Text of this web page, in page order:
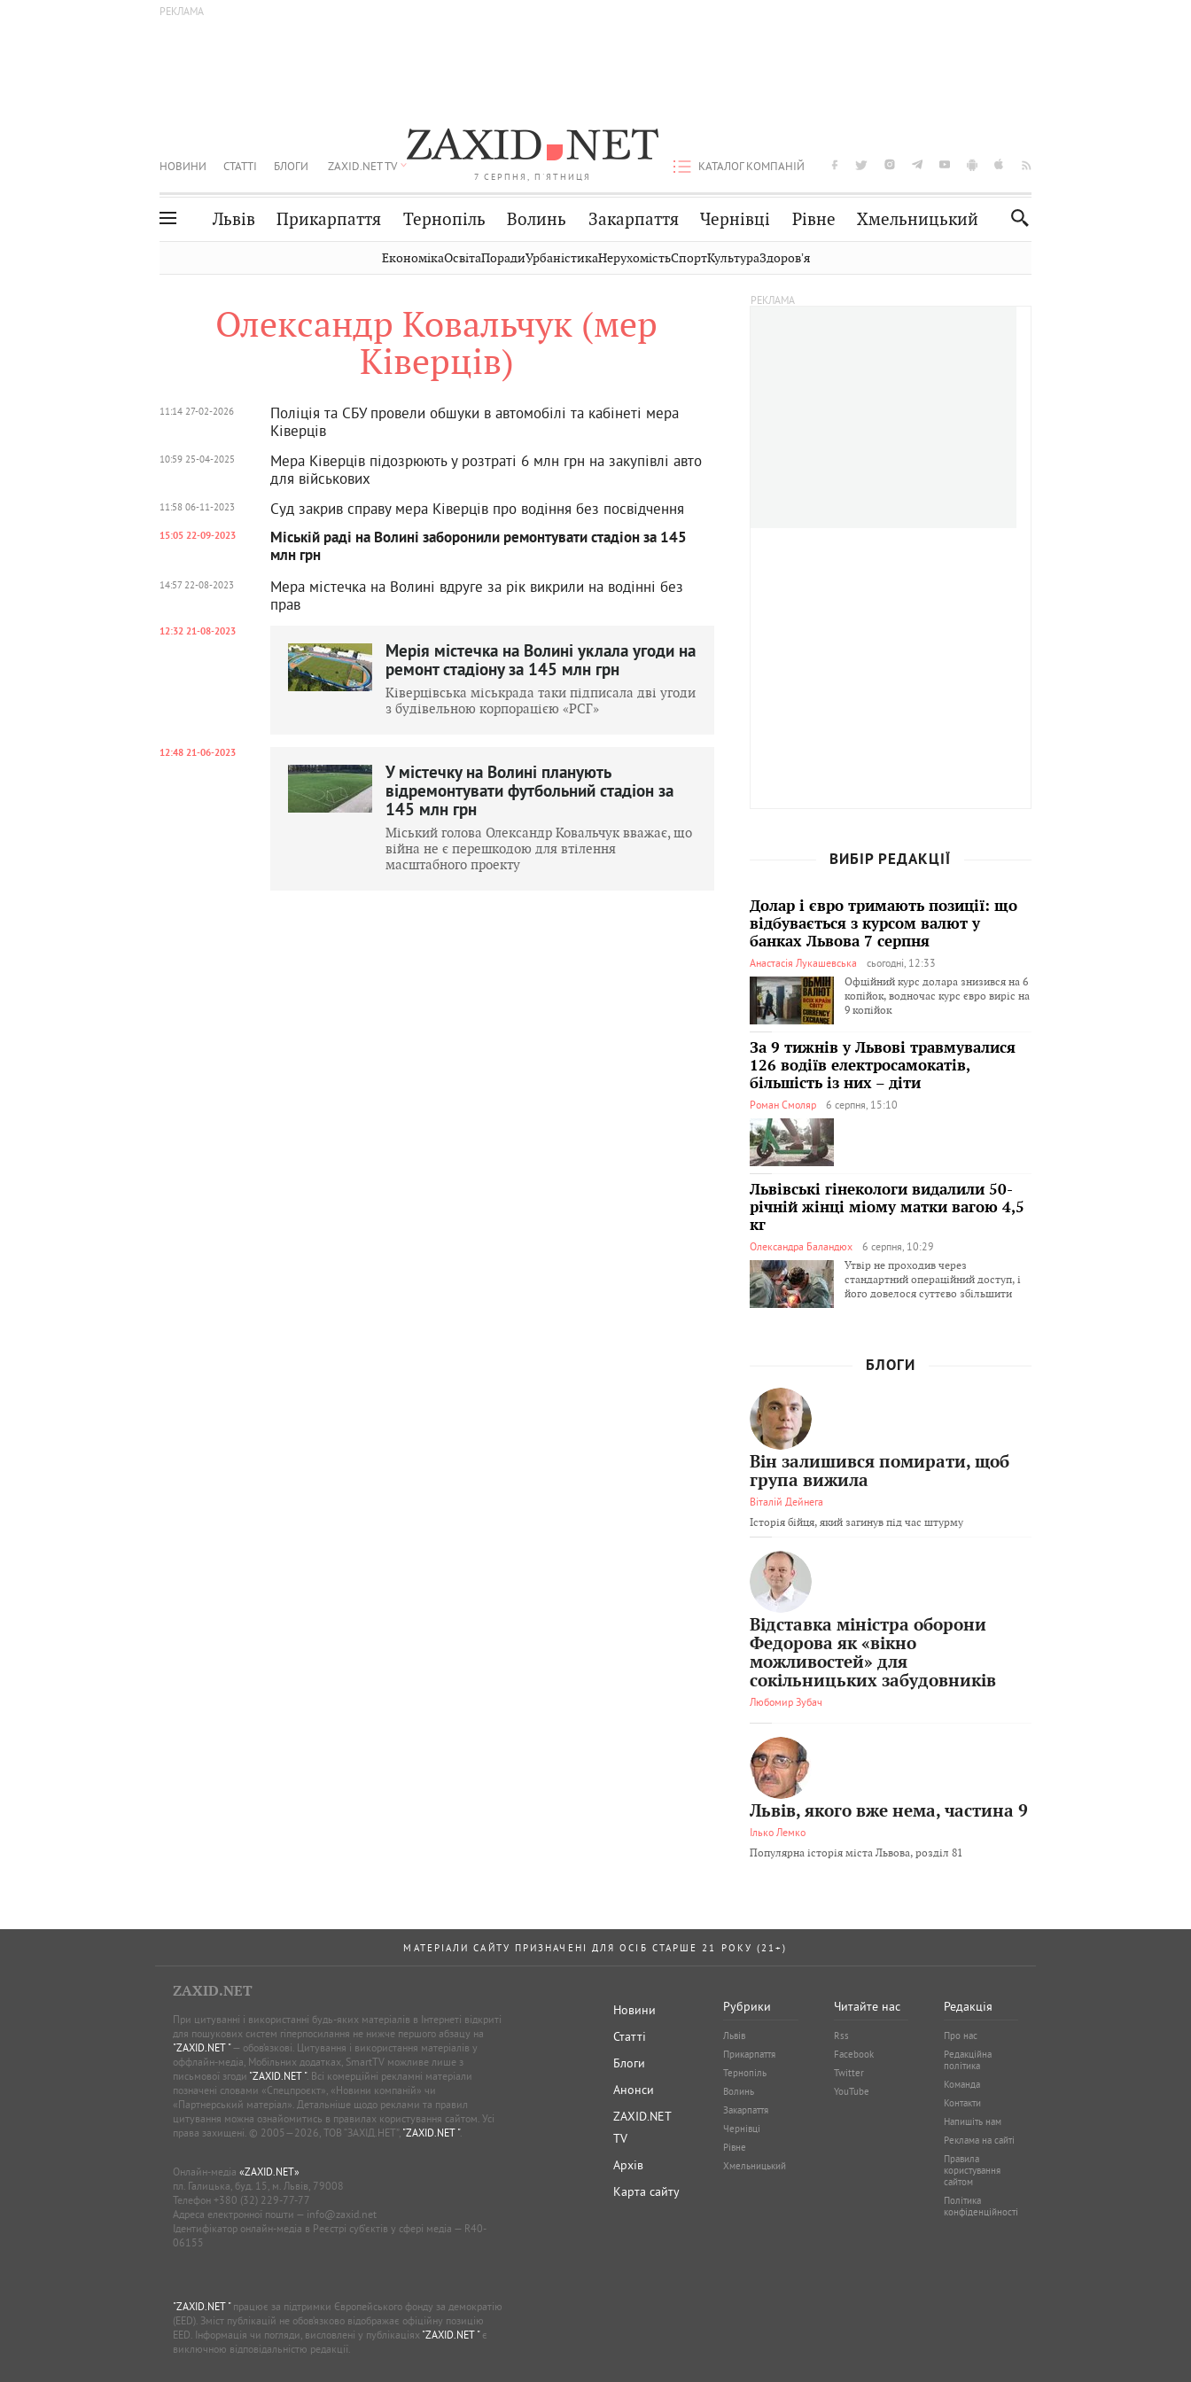
7 СЕРПНЯ, П'ЯТНИЦЯ
НОВИНИ СТАТТІ БЛОГИ ZAXID.NET TV КАТАЛОГ КОМПАНІЙ
Львів Прикарпаття Тернопіль Волинь Закарпаття Чернівці Рівне Хмельницький
Волинь
Чернівці
Шептицький
Стрий
Хмельницький
Публікації Авто Словко
Кіно
Фото
ЕкономікаОсвітаПорадиУрбаністикаНерухомістьСпортКультураЗдоровʼя
Олександр Ковальчук (мер
Ківерців)
11:14 27-02-2026
Поліція та СБУ провели обшуки в автомобілі та кабінеті мера
Ківерців
10:59 25-04-2025
Мера Ківерців підозрюють у розтраті 6 млн грн на закупівлі авто
для військових
11:58 06-11-2023 Суд закрив справу мера Ківерців про водіння без посвідчення
15:05 22-09-2023
Міській раді на Волині заборонили ремонтувати стадіон за 145
млн грн
14:57 22-08-2023
Мера містечка на Волині вдруге за рік викрили на водінні без
прав
12:32 21-08-2023
Мерія містечка на Волині уклала угоди на
ремонт стадіону за 145 млн грн
Ківерцівська міськрада таки підписала дві угоди
з будівельною корпорацією «РСГ»
12:48 21-06-2023
У містечку на Волині планують
відремонтувати футбольний стадіон за
145 млн грн
Міський голова Олександр Ковальчук вважає, що
війна не є перешкодою для втілення
масштабного проекту
ВИБІР РЕДАКЦІЇ
Долар і євро тримають позиції: що
відбувається з курсом валют у
банках Львова 7 серпня
Анастасія Лукашевська
сьогодні, 12:33
Офційний курс долара знизився на 6
копійок, водночас курс євро виріс на
9 копійок
За 9 тижнів у Львові травмувалися
126 водіїв електросамокатів,
більшість із них – діти
Роман Смоляр 6 серпня, 15:10
Львівські гінекологи видалили 50-
річній жінці міому матки вагою 4,5
кг
Олександра Баландюх
6 серпня, 10:29
Утвір не проходив через
стандартний операційний доступ, і
його довелося суттєво збільшити
БЛОГИ
Він залишився помирати, щоб
група вижила
Віталій Дейнега
Історія бійця, який загинув під час штурму
Відставка міністра оборони
Федорова як «вікно
можливостей» для
сокільницьких забудовників
Любомир Зубач
Львів, якого вже нема, частина 9
Ілько Лемко
Популярна історія міста Львова, розділ 81
МАТЕРІАЛИ САЙТУ ПРИЗНАЧЕНІ ДЛЯ ОСІБ СТАРШЕ 21 РОКУ (21+)
ZAXID.NET
При цитуванні і використанні будь-яких матеріалів в Інтернеті відкриті
для пошукових систем гіперпосилання не нижче першого абзацу на
"ZAXID.NET "— обов’язкові. Цитування і використання матеріалів у
оффлайн-медіа, Мобільних додатках, SmartTV можливе лише з
письмової згоди "ZAXID.NET ". Всі комерційні рекламні матеріали
позначені словами «Спецпроєкт», «Новини компаній» чи
«Партнерський матеріал». Детальніше щодо реклами та правил
цитування можна ознайомитись в правилах користування сайтом. Усі
права захищені. © 2005—2026, ТОВ “ЗАХІД.НЕТ”, "ZAXID.NET ".
Онлайн-медіа «ZAXID.NET»
пл. Галицька, буд. 15, м. Львів, 79008
Телефон +380 (32) 229-77-77
Адреса електронної пошти — info@zaxid.net
Ідентифікатор онлайн-медіа в Реєстрі суб'єктів у сфері медіа — R40-
06155
"ZAXID.NET "працює за підтримки Європейського фонду за демократію
(EED). Зміст публікацій не обов’язково відображає офіційну позицію
EED. Інформація чи погляди, висловлені у публікаціях "ZAXID.NET "є
виключною відповідальністю редакції.
Новини
Статті
Блоги
Анонси
ZAXID.NET
TV
Архів
Карта сайту
Рубрики
Львів
Прикарпаття
Тернопіль
Волинь
Закарпаття
Чернівці
Рівне
Хмельницький
Читайте нас
Rss
Facebook
Twitter
YouTube
Редакція
Про нас
Редакційна
політика
Команда
Контакти
Напишіть нам
Реклама на сайті
Правила
користування
сайтом
Політика
конфіденційності